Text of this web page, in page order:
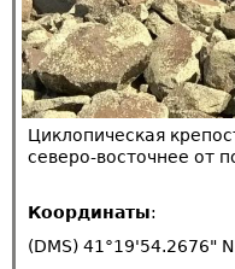
Циклопическая
северо-восточнее от
Координаты:
(DMS) 41°19'54.2676"